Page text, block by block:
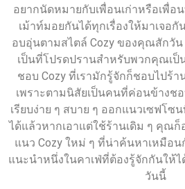
อยากนัดหมายกับเพื่อนเก่าหรือเพื่
เม้าท์มอยกันได้ทุกเรื่องให้มาเจอกั
อบอุ่นตามสไตล์ Cozy ของคุณสักวั
เป็นที่โปรดปรานสำหรับพวกคุณเป็
ชอบ Cozy ที่เรามักรู้จักก็ชอบไปร้า
เพราะตามนิสัยเป็นคนที่ค่อนข้างช
เรียบง่าย ๆ สบาย ๆ ออกแนวเซฟโ
ได้แล้วหากเอาแต่ใช้ร้านเดิม ๆ คุณก็
แนว Cozy ใหม่ ๆ ที่น่าค้นหาเหมือน
แนะนำหนึ่งในคาเฟ่ที่ต้องรู้จักกันให้ไ
วันนี้